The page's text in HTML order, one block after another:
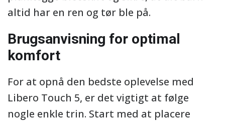
altid har en ren og tør ble på.
Brugsanvisning for optimal
komfort
For at opnå den bedste oplevelse med
Libero Touch 5, er det vigtigt at følge
nogle enkle trin. Start med at placere